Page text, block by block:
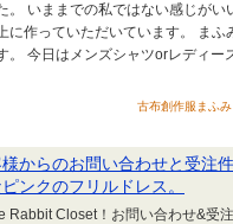
。 いままでの私ではない感じが
に作っていただいています。 ま
。 今日はメンズシャツorレディ
古布創作服まふ
様からのお問い合わせと受注
ンクのフリルドレス。
Rabbit Closet！お問い合わせ&受